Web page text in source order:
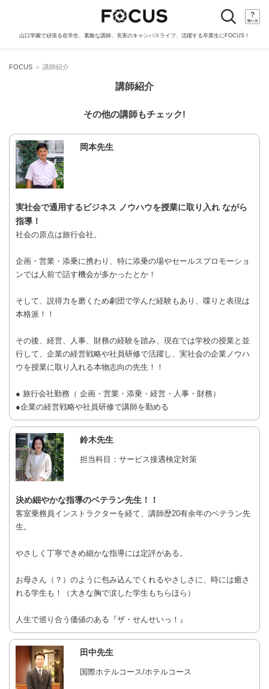
山口学園で頑張る在学生、素敵な講師、充実のキャンパスライフ、活躍する卒業生にFOCUS！
toggle
FOCUS ＞ 講師紹介
講師紹介
その他の講師もチェック!
岡本先生
実社会で通用するビジネス ノウハウを授業に取り入れ ながら
指導！
社会の原点は旅行会社。
企画・営業・添乗に携わり、特に添乗の場やセールスプロモーショ
ンでは人前で話す機会が多かったとか！
そして、説得力を磨くため劇団で学んだ経験もあり、喋りと表現は
本格派！！
その後、経営、人事、財務の経験を踏み、現在では学校の授業と並
行して、企業の経営戦略や社員研修で活躍し、実社会の企業ノウハ
ウを授業に取り入れる本物志向の先生！！
● 旅行会社勤務（ 企画・営業・添乗・経営・人事・財務）
●企業の経営戦略や社員研修で講師を勤める
鈴木先生
担当科目：サービス接遇検定対策
決め細やかな指導のベテラン先生！！
客室乗務員インストラクターを経て、講師歴20有余年のベテラン先
生。
やさしく丁寧できめ細かな指導には定評がある。
お母さん（？）のように包み込んでくれるやさしさに、時には癒さ
れる学生も！（大きな胸で涙した学生もちらほら）
人生で巡り合う価値のある『ザ・せんせいっ！』
田中先生
国際ホテルコース/ホテルコース